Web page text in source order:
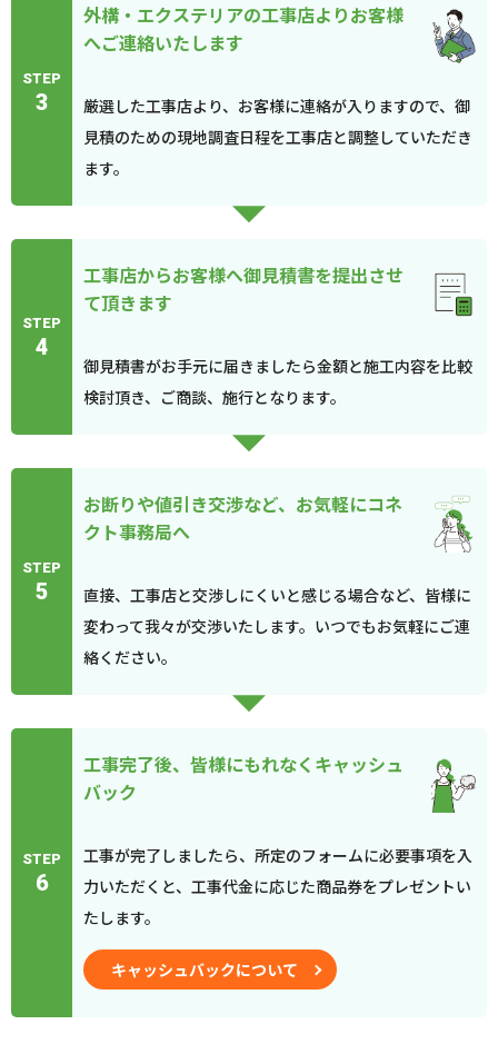
STEP
3
外構・エクステリアの工事店よりお客様
へご連絡いたします
厳選した工事店より、お客様に連絡が入りますので、御
見積のための現地調査日程を工事店と調整していただき
ます。
STEP
4
工事店からお客様へ御見積書を提出させ
て頂きます
御見積書がお手元に届きましたら金額と施工内容を比較
検討頂き、ご商談、施行となります。
STEP
5
お断りや値引き交渉など、お気軽にコネ
クト事務局へ
直接、工事店と交渉しにくいと感じる場合など、皆様に
変わって我々が交渉いたします。いつでもお気軽にご連
絡ください。
STEP
6
工事完了後、皆様にもれなくキャッシュ
バック
工事が完了しましたら、所定のフォームに必要事項を入
力いただくと、工事代金に応じた商品券をプレゼントい
たします。
キャッシュバックについて